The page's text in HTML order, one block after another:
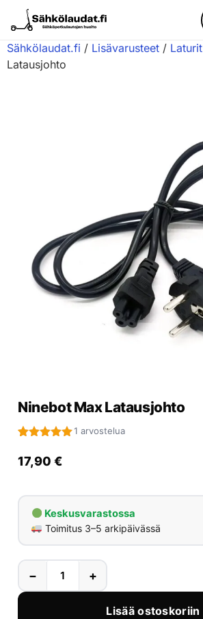
Lisävarusteet
Huoltopalvelu
Varaa huolto
Sähkölaudat.fi / Lisävarusteet / Laturit
Latausjohto
Ninebot Max Latausjohto
5:stä
perustuen
1 arvostelua
17,90 €
Keskusvarastossa
Toimitus 3–5 arkipäivässä
− +
Lisää ostoskoriin